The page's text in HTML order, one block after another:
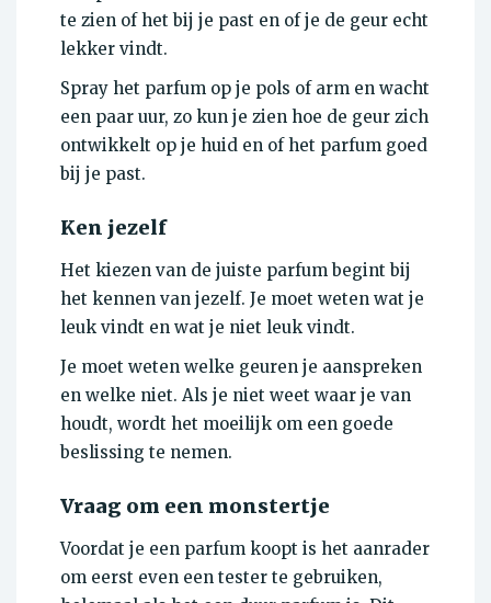
te zien of het bij je past en of je de geur echt
lekker vindt.
Spray het parfum op je pols of arm en wacht
een paar uur, zo kun je zien hoe de geur zich
ontwikkelt op je huid en of het parfum goed
bij je past.
Ken jezelf
Het kiezen van de juiste parfum begint bij
het kennen van jezelf. Je moet weten wat je
leuk vindt en wat je niet leuk vindt.
Je moet weten welke geuren je aanspreken
en welke niet. Als je niet weet waar je van
houdt, wordt het moeilijk om een goede
beslissing te nemen.
Vraag om een monstertje
Voordat je een parfum koopt is het aanrader
om eerst even een tester te gebruiken,